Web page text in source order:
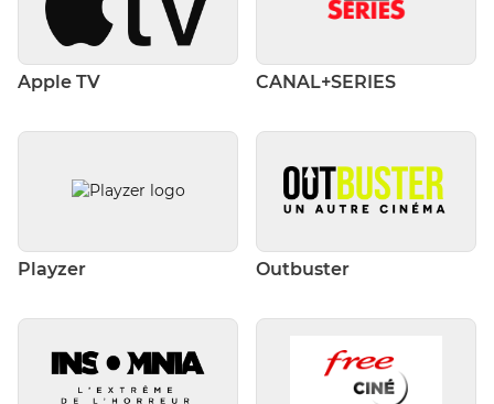
Apple TV CANAL+SERIES
Playzer Outbuster